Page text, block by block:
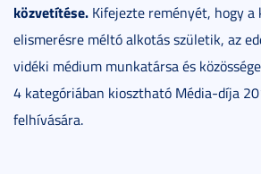
közvetítése. Kifejezte reményét, hogy a
elismerésre méltó alkotás születik, az
vidéki médium munkatársa és
4 kategóriában kiosztható Média-díja
felhívására.